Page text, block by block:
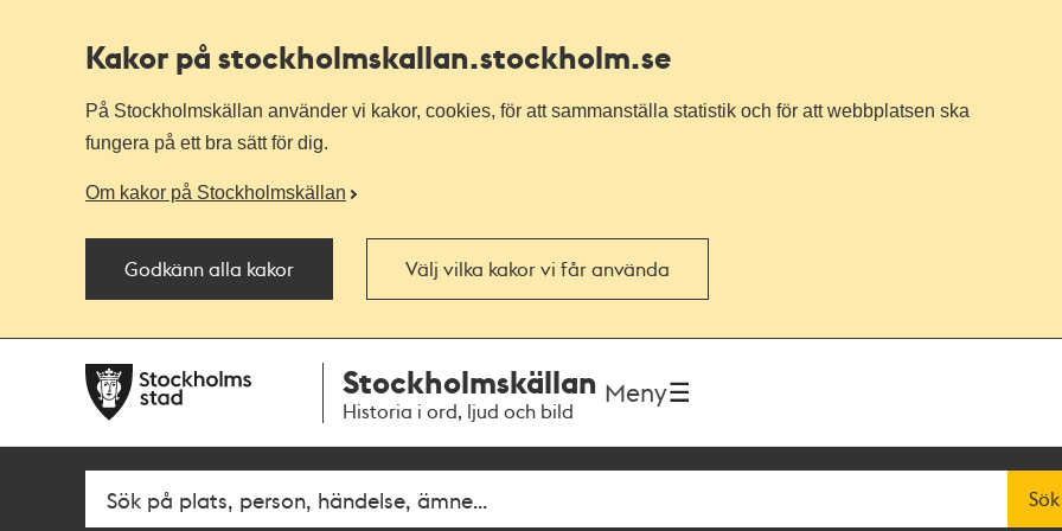
Kakor på stockholmskallan.stockholm.se
På Stockholmskällan använder vi kakor, cookies, för att sammanställa statistik och för att webbplatsen ska
fungera på ett bra sätt för dig.
Om kakor på Stockholmskällan
Godkänn alla kakor Välj vilka kakor vi får använda
navigationen
huvudinnehållet
Stockholmskällan
Historia i ord, ljud och bild
Meny
Fritextsök Sök